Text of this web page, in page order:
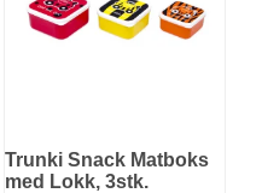
Trunki Snack Matboks
med Lokk, 3stk.